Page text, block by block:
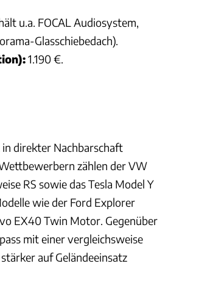
u.a. FOCAL Audiosystem,
Glasschiebedach).
1.190 €.
direkter Nachbarschaft
zählen der VW
RS sowie das Tesla Model Y
wie der Ford Explorer
EX40 Twin Motor. Gegenüber
mit einer vergleichsweise
auf Geländeeinsatz